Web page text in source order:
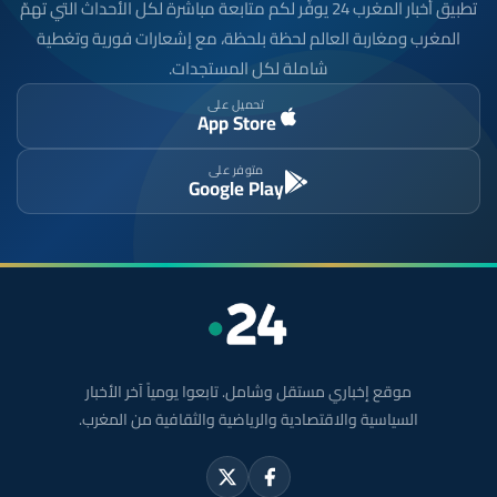
تطبيق أخبار المغرب 24 يوفّر لكم متابعة مباشرة لكل الأحداث التي تهمّ
المغرب ومغاربة العالم لحظة بلحظة، مع إشعارات فورية وتغطية
شاملة لكل المستجدات.
تحميل على
App Store
متوفر على
Google Play
موقع إخباري مستقل وشامل. تابعوا يومياً آخر الأخبار
السياسية والاقتصادية والرياضية والثقافية من المغرب.